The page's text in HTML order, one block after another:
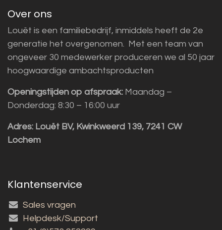
Over ons
Louët is een familiebedrijf, inmiddels heeft de 2e
generatie het overgenomen. Met een team van
ongeveer 30 medewerker produceren we al 50 jaar
hoogwaardige ambachtsproducten
Openingstijden op afspraak: Maandag –
Donderdag: 8:30 – 16:00 uur
Adres: Louët BV, Kwinkweerd 139, 7241 CW
Lochem
Klantenservice
Sales vragen
Helpdesk/Support